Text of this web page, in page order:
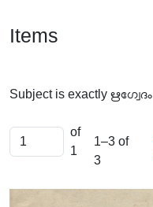
Items
Subject is exactly ഋഗ്വേദം
of
1
1–3 of
3